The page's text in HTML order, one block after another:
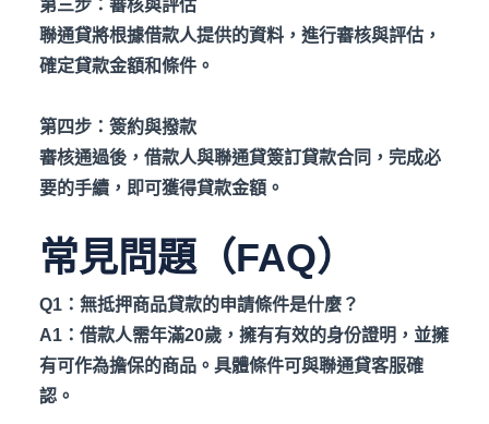
第三步：審核與評估
聯通貸將根據借款人提供的資料，進行審核與評估，
確定貸款金額和條件。
第四步：簽約與撥款
審核通過後，借款人與聯通貸簽訂貸款合同，完成必
要的手續，即可獲得貸款金額。
常見問題（FAQ）
Q1 ：無抵押商品貸款的申請條件是什麼？
A1 ：借款人需年滿20歲，擁有有效的身份證明，並擁
有可作為擔保的商品。具體條件可與聯通貸客服確
認。